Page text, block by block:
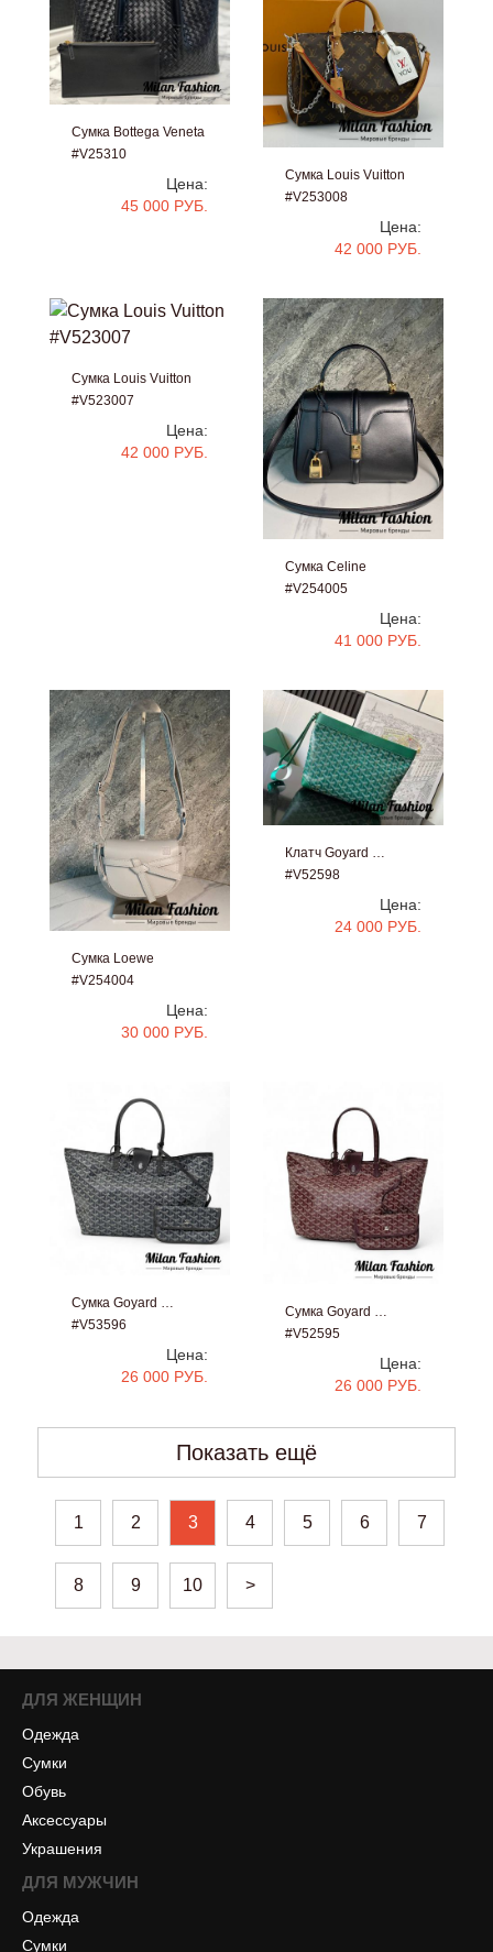
Сумка Bottega Veneta
#V25310
Цена:
45 000 РУБ.
Сумка Louis Vuitton
#V253008
Цена:
42 000 РУБ.
Сумка Louis Vuitton
#V523007
Цена:
42 000 РУБ.
Сумка Celine
#V254005
Цена:
41 000 РУБ.
Сумка Loewe
#V254004
Цена:
30 000 РУБ.
Клатч Goyard …
#V52598
Цена:
24 000 РУБ.
Сумка Goyard …
#V53596
Цена:
26 000 РУБ.
Сумка Goyard …
#V52595
Цена:
26 000 РУБ.
Показать ещё
1 2 3 4 5 6 7
8 9 10 >
ДЛЯ ЖЕНЩИН
Одежда
Сумки
Обувь
Аксессуары
Украшения
ДЛЯ МУЖЧИН
Одежда
Сумки